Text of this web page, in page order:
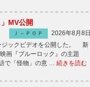
MV公開
Ｊ－ＰＯＰ
2026年8月8日
ジックビデオを公開した。 新
画『ブルーロック』の主題
で「怪物」の意 … 続きを読む